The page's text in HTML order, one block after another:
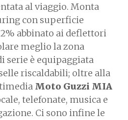
al viaggio. Monta
con superficie
abbinato ai deflettori
meglio la zona
serie è equipaggiata
riscaldabili; oltre alla
Moto Guzzi MIA
telefonate, musica e
Ci sono infine le